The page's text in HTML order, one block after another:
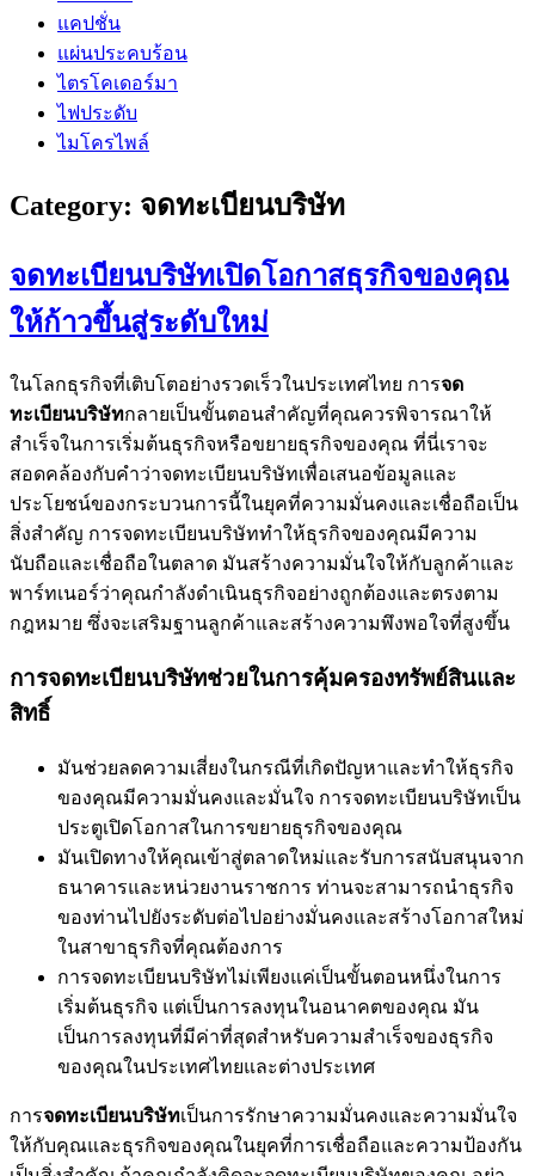
แคปชั่น
แผ่นประคบร้อน
ไตรโคเดอร์มา
ไฟประดับ
ไมโครไพล์
Category: จดทะเบียนบริษัท
จดทะเบียนบริษัทเปิดโอกาสธุรกิจของคุณ
ให้ก้าวขึ้นสู่ระดับใหม่
ในโลกธุรกิจที่เติบโตอย่างรวดเร็วในประเทศไทย การจด
ทะเบียนบริษัทกลายเป็นขั้นตอนสำคัญที่คุณควรพิจารณาให้
สำเร็จในการเริ่มต้นธุรกิจหรือขยายธุรกิจของคุณ ที่นี่เราจะ
สอดคล้องกับคำว่าจดทะเบียนบริษัทเพื่อเสนอข้อมูลและ
ประโยชน์ของกระบวนการนี้ในยุคที่ความมั่นคงและเชื่อถือเป็น
สิ่งสำคัญ การจดทะเบียนบริษัททำให้ธุรกิจของคุณมีความ
นับถือและเชื่อถือในตลาด มันสร้างความมั่นใจให้กับลูกค้าและ
พาร์ทเนอร์ว่าคุณกำลังดำเนินธุรกิจอย่างถูกต้องและตรงตาม
กฎหมาย ซึ่งจะเสริมฐานลูกค้าและสร้างความพึงพอใจที่สูงขึ้น
การจดทะเบียนบริษัทช่วยในการคุ้มครองทรัพย์สินและ
สิทธิ์
มันช่วยลดความเสี่ยงในกรณีที่เกิดปัญหาและทำให้ธุรกิจ
ของคุณมีความมั่นคงและมั่นใจ การจดทะเบียนบริษัทเป็น
ประตูเปิดโอกาสในการขยายธุรกิจของคุณ
มันเปิดทางให้คุณเข้าสู่ตลาดใหม่และรับการสนับสนุนจาก
ธนาคารและหน่วยงานราชการ ท่านจะสามารถนำธุรกิจ
ของท่านไปยังระดับต่อไปอย่างมั่นคงและสร้างโอกาสใหม่
ในสาขาธุรกิจที่คุณต้องการ
การจดทะเบียนบริษัทไม่เพียงแค่เป็นขั้นตอนหนึ่งในการ
เริ่มต้นธุรกิจ แต่เป็นการลงทุนในอนาคตของคุณ มัน
เป็นการลงทุนที่มีค่าที่สุดสำหรับความสำเร็จของธุรกิจ
ของคุณในประเทศไทยและต่างประเทศ
การจดทะเบียนบริษัทเป็นการรักษาความมั่นคงและความมั่นใจ
ให้กับคุณและธุรกิจของคุณในยุคที่การเชื่อถือและความป้องกัน